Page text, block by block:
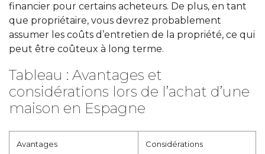
financier pour certains acheteurs. De plus, en tant
que propriétaire, vous devrez probablement
assumer les coûts d’entretien de la propriété, ce qui
peut être coûteux à long terme.
Tableau : Avantages et
considérations lors de l’achat d’une
maison en Espagne
Avantages Considérations